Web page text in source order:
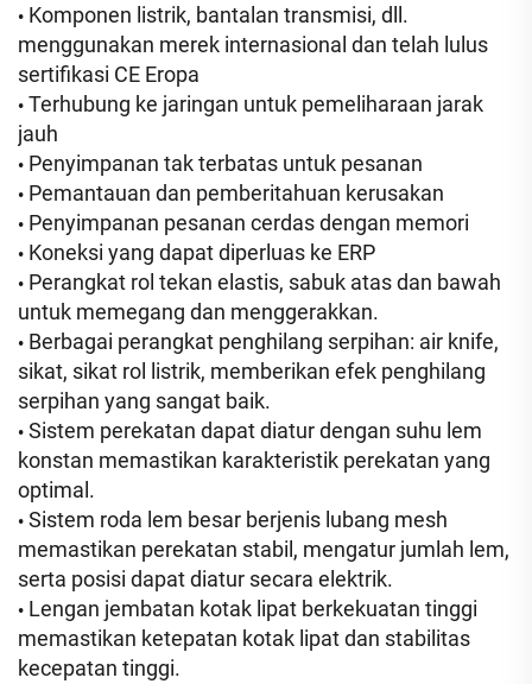
• Komponen listrik, bantalan transmisi, dll.
menggunakan merek internasional dan telah lulus
sertifikasi CE Eropa
• Terhubung ke jaringan untuk pemeliharaan jarak
jauh
• Penyimpanan tak terbatas untuk pesanan
• Pemantauan dan pemberitahuan kerusakan
• Penyimpanan pesanan cerdas dengan memori
• Koneksi yang dapat diperluas ke ERP
• Perangkat rol tekan elastis, sabuk atas dan bawah
untuk memegang dan menggerakkan.
• Berbagai perangkat penghilang serpihan: air knife,
sikat, sikat rol listrik, memberikan efek penghilang
serpihan yang sangat baik.
• Sistem perekatan dapat diatur dengan suhu lem
konstan memastikan karakteristik perekatan yang
optimal.
• Sistem roda lem besar berjenis lubang mesh
memastikan perekatan stabil, mengatur jumlah lem,
serta posisi dapat diatur secara elektrik.
• Lengan jembatan kotak lipat berkekuatan tinggi
memastikan ketepatan kotak lipat dan stabilitas
kecepatan tinggi.